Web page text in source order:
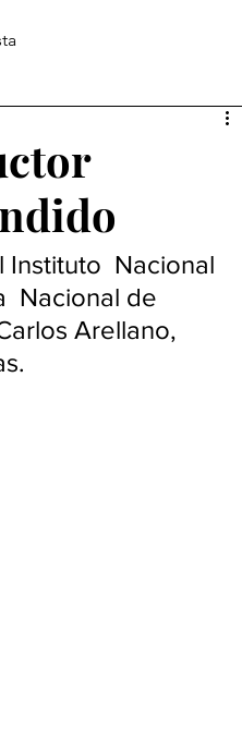
Instituto  Nacional
Nacional de
Arellano,